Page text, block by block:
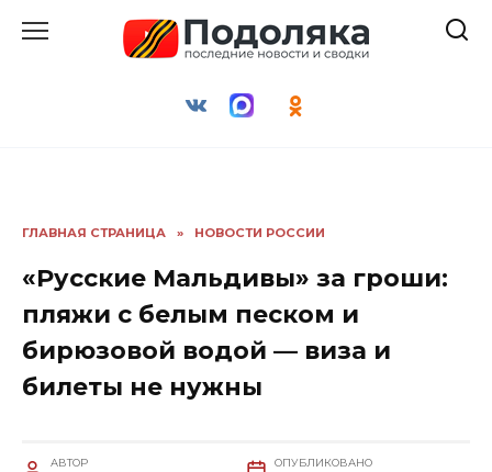
ГЛАВНАЯ СТРАНИЦА » НОВОСТИ РОССИИ
«Русские Мальдивы» за гроши:
пляжи с белым песком и
бирюзовой водой — виза и
билеты не нужны
АВТОР ОПУБЛИКОВАНО